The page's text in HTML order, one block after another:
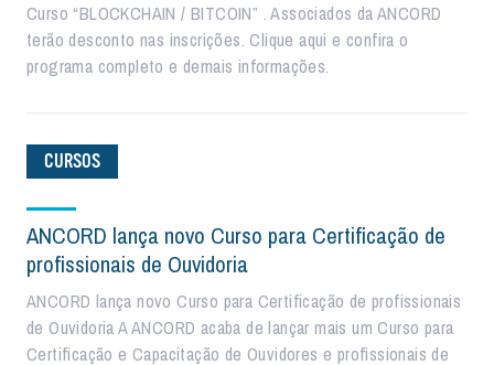
Curso “BLOCKCHAIN / BITCOIN” . Associados da ANCORD
terão desconto nas inscrições. Clique aqui e confira o
programa completo e demais informações.
CURSOS
ANCORD lança novo Curso para Certificação de
profissionais de Ouvidoria
ANCORD lança novo Curso para Certificação de profissionais
de Ouvidoria A ANCORD acaba de lançar mais um Curso para
Certificação e Capacitação de Ouvidores e profissionais de